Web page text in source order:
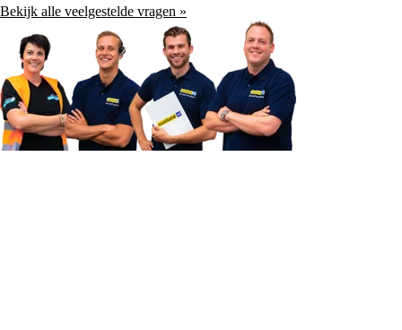
Bekijk alle veelgestelde vragen »